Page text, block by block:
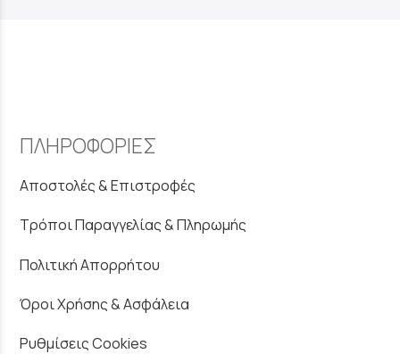
ΠΛΗΡΟΦΟΡΙΕΣ
Αποστολές & Επιστροφές
Τρόποι Παραγγελίας & Πληρωμής
Πολιτική Απορρήτου
Όροι Χρήσης & Ασφάλεια
Ρυθμίσεις Cookies